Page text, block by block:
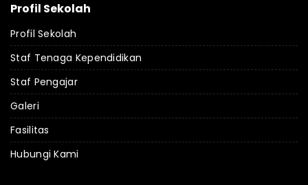
Profil Sekolah
Profil Sekolah
Staf Tenaga Kependidikan
Staf Pengajar
Galeri
Fasilitas
Hubungi Kami